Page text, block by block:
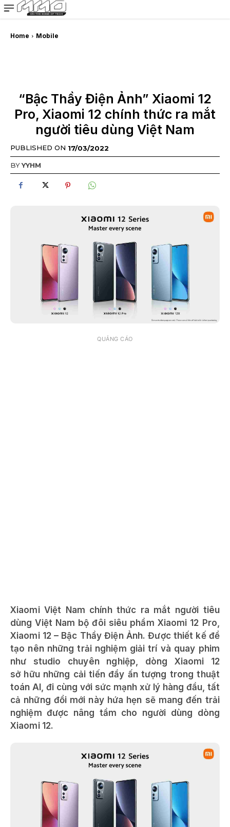
MMOSITE - Thông tin công nghệ
Bài viết nổi bật
Home Mobile
“Bậc Thầy Điện Ảnh” Xiaomi 12
Pro, Xiaomi 12 chính thức ra mắt
người tiêu dùng Việt Nam
PUBLISHED ON 17/03/2022
BYYYHM
QUẢNG CÁO
Xiaomi Việt Nam chính thức ra mắt người tiêu
dùng Việt Nam bộ đôi siêu phẩm Xiaomi 12 Pro,
Xiaomi 12 – Bậc Thầy Điện Ảnh. Được thiết kế để
tạo nên những trải nghiệm giải trí và quay phim
như studio chuyên nghiệp, dòng Xiaomi 12
sở hữu những cải tiến đầy ấn tượng trong thuật
toán AI, đi cùng với sức mạnh xử lý hàng đầu, tất
cả những đổi mới này hứa hẹn sẽ mang đến trải
nghiệm được nâng tầm cho người dùng dòng
Xiaomi 12.